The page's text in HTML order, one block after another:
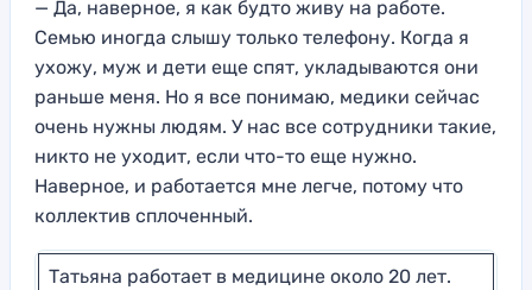
— Да, наверное, я как будто живу на работе.
Семью иногда слышу только телефону. Когда я
ухожу, муж и дети еще спят, укладываются они
раньше меня. Но я все понимаю, медики сейчас
очень нужны людям. У нас все сотрудники такие,
никто не уходит, если что-то еще нужно.
Наверное, и работается мне легче, потому что
коллектив сплоченный.
Татьяна работает в медицине около 20 лет.